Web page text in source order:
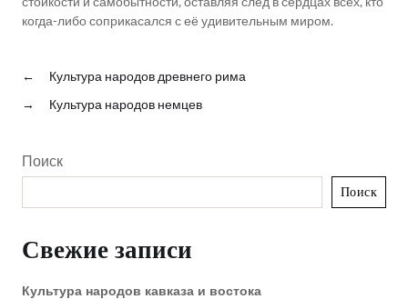
когда-либо соприкасался с её удивительным миром.
←
Культура народов древнего рима
→
Культура народов немцев
Поиск
Поиск
Свежие записи
Культура народов кавказа и востока